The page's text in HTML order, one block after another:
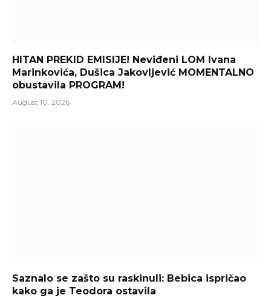
HITAN PREKID EMISIJE! Neviđeni LOM Ivana
Marinkovića, Dušica Jakovljević MOMENTALNO
obustavila PROGRAM!
August 10, 2026
Saznalo se zašto su raskinuli: Bebica ispričao
kako ga je Teodora ostavila